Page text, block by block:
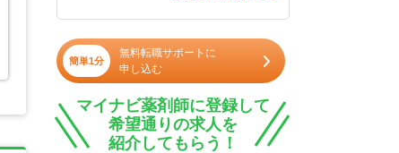
簡単1分
無料転職サポートに
申し込む
マイナビ薬剤師に登録して
希望通りの求人を
紹介してもらう！